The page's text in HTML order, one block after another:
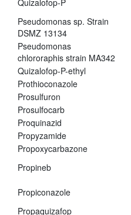
Quizalofop-P
Pseudomonas sp. Strain
DSMZ 13134
Pseudomonas
chlororaphis strain MA342
Quizalofop-P-ethyl
Prothioconazole
Prosulfuron
Prosulfocarb
Proquinazid
Propyzamide
Propoxycarbazone
Propineb
Propiconazole
Propaquizafop